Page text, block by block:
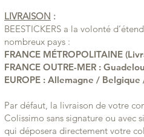
LIVRAISON :
BEESTICKERS a la volonté
nombreux pays :
FRANCE MÉTROPOLITAINE
FRANCE OUTRE-MER :
EUROPE : Allemagne /
Par défaut, la livraison de votre
Colissimo sans signature ou avec
qui déposera directement votre